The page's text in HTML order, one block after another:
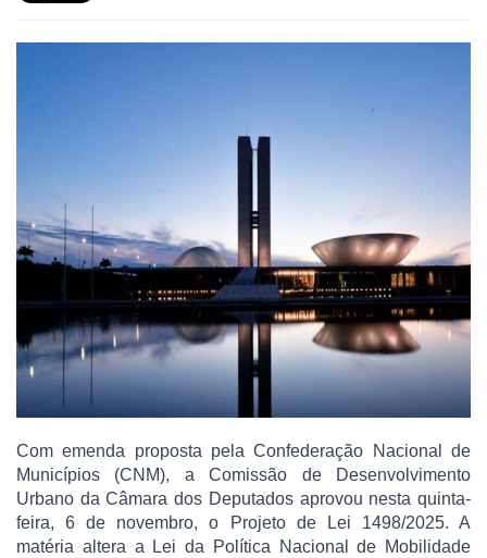
Com emenda proposta pela Confederação Nacional de
Municípios (CNM), a Comissão de Desenvolvimento
Urbano da Câmara dos Deputados aprovou nesta quinta-
feira, 6 de novembro, o Projeto de Lei 1498/2025. A
matéria altera a Lei da Política Nacional de Mobilidade